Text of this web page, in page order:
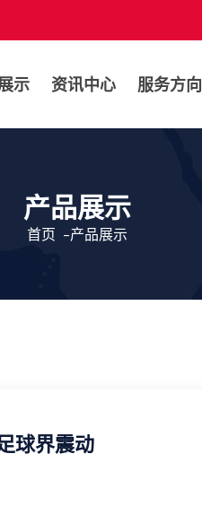
示 资讯中心 服务方向
产品展示
首页 -产品展示
球界震动